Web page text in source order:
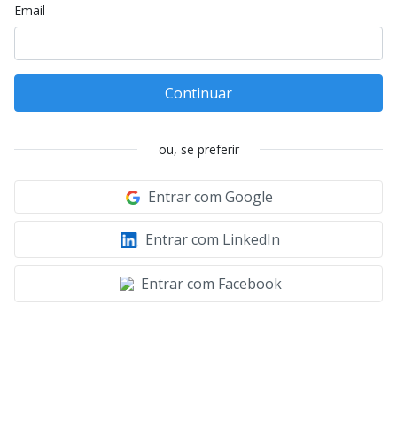
Email
Continuar
ou, se preferir
Entrar com Google
Entrar com LinkedIn
Entrar com Facebook